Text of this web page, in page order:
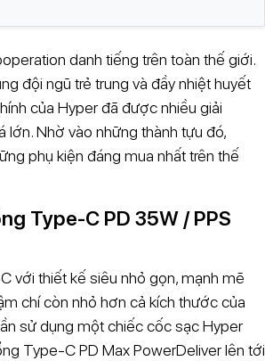
danh tiếng trên toàn thế giới.
đội ngũ trẻ trung và đầy nhiệt huyết
của Hyper đã được nhiều giải
Nhờ vào những thành tựu đó,
phụ kiện đáng mua nhất trên thế
Type-C PD 35W / PPS
với thiết kế siêu nhỏ gọn, mạnh mẽ
chí còn nhỏ hơn cả kích thước của
sử dụng một chiếc cốc sạc Hyper
Type-C PD Max PowerDeliver lên tới